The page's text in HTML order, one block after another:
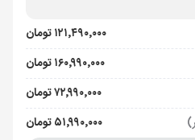
۱۲۱٬۴۹۰٬۰۰۰ تومان
۱۶۰٬۹۹۰٬۰۰۰ تومان
۷۲٬۹۹۰٬۰۰۰ تومان
۵۱٬۹۹۰٬۰۰۰ تومان